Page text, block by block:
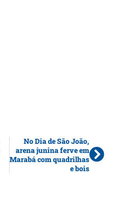
No Dia de São João,
arena junina ferve em
Marabá com quadrilhas
e bois